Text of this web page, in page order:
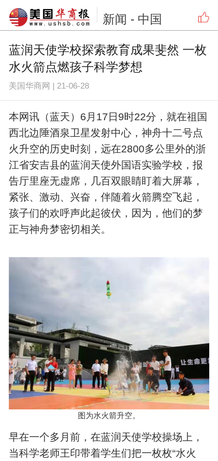
新闻 - 中国
蓝润天使学校探索教育成果斐然 一枚
水火箭点燃孩子科学梦想
美国华商网 | 21-06-28
本网讯（蓝天）6月17日9时22分，就在祖国
西北边陲酒泉卫星发射中心，神舟十二号点
火升空的历史时刻，远在2800多公里外的浙
江省安吉县的蓝润天使外国语实验学校，报
告厅里座无虚席，几百双眼睛盯着大屏幕，
紧张、激动、兴奋，伴随着火箭腾空飞起，
孩子们的欢呼声此起彼伏，因为，他们的梦
正与神舟梦密切相关。
图为水火箭升空。
早在一个多月前，在蓝润天使学校操场上，
当科学老师王印带着学生们把一枚枚“水火